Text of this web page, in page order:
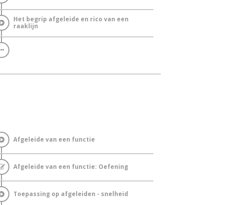
Het begrip afgeleide en rico van een
raaklijn
Afgeleide van een functie
Afgeleide van een functie: Oefening
Toepassing op afgeleiden - snelheid